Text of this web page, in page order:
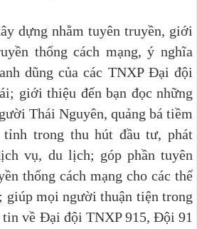
dựng nhằm tuyên truyền, giới
thống cách mạng, ý nghĩa
dũng của các TNXP Đại đội
giới thiệu đến bạn đọc những
Thái Nguyên, quảng bá tiềm
tỉnh trong thu hút đầu tư, phát
vụ, du lịch; góp phần tuyên
thống cách mạng cho các thế
giúp mọi người thuận tiện trong
về Đại đội TNXP 915, Đội 91